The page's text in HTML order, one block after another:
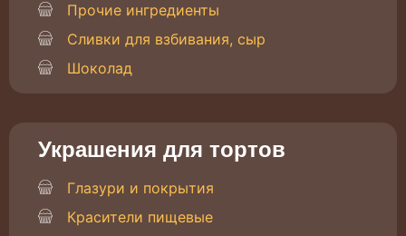
Прочие ингредиенты
Сливки для взбивания, сыр
Шоколад
Украшения для тортов
Глазури и покрытия
Красители пищевые